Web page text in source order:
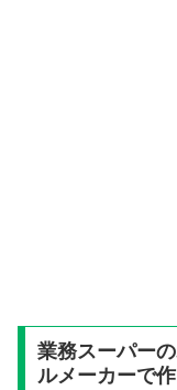
業務スーパー
ルメーカーで